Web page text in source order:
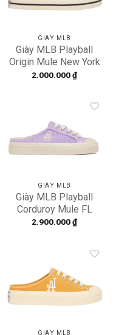
GIÀY MLB
Giày MLB Playball
Origin Mule New York
Yankees 32SHS1111-
2.000.000₫
Add to
wishlist
GIÀY MLB
Giày MLB Playball
Corduroy Mule FL
New York Yankees
2.900.000₫
Add to
wishlist
GIÀY MLB